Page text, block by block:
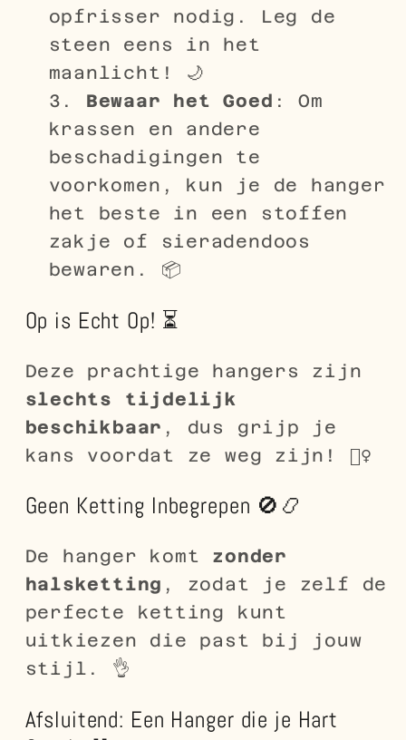
opfrisser nodig. Leg de
steen eens in het
maanlicht! 🌙
Bewaar het Goed : Om
krassen en andere
beschadigingen te
voorkomen, kun je de hanger
het beste in een stoffen
zakje of sieradendoos
bewaren. 📦
Op is Echt Op! ⏳
Deze prachtige hangers zijn
slechts tijdelijk
beschikbaar , dus grijp je
kans voordat ze weg zijn! 🏃‍♀️
Geen Ketting Inbegrepen 🚫📿
De hanger komt zonder
halsketting , zodat je zelf de
perfecte ketting kunt
uitkiezen die past bij jouw
stijl. 👌
Afsluitend: Een Hanger die je Hart